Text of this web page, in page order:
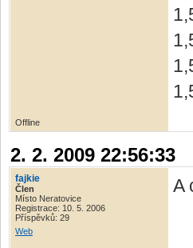
Offline
2. 2. 2009 22:56:33
fajkie
Člen
Místo Neratovice
Registrace: 10. 5. 2006
Příspěvků: 29
Web
A